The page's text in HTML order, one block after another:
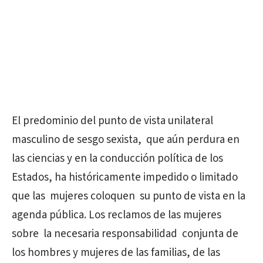
El predominio del punto de vista unilateral
masculino de sesgo sexista, que aún perdura en
las ciencias y en la conducción política de los
Estados, ha históricamente impedido o limitado
que las mujeres coloquen su punto de vista en la
agenda pública. Los reclamos de las mujeres
sobre la necesaria responsabilidad conjunta de
los hombres y mujeres de las familias, de las